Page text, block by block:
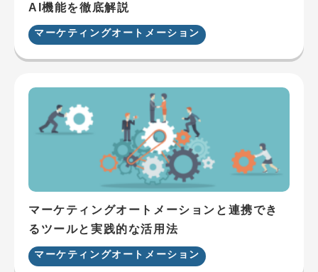
AI機能を徹底解説
マーケティングオートメーション
マーケティングオートメーションと連携でき
るツールと実践的な活用法
マーケティングオートメーション